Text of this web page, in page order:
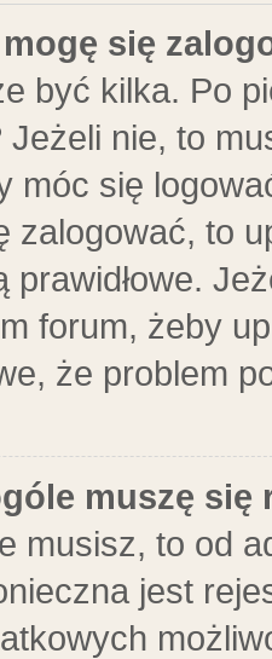
się
być kilka. Po
Jeżeli nie, to
móc się
zalogować, to
prawidłowe.
forum, żeby
że problem
muszę się
musisz, to od
jest